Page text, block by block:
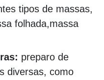
tipos de massas,
folhada,massa
preparo de
diversas, como